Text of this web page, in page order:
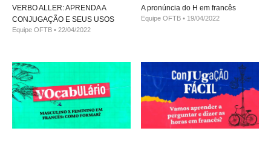
VERBO ALLER: APRENDA A
CONJUGAÇÃO E SEUS USOS
Equipe OFTB 22/04/2022
A pronúncia do H em francês
Equipe OFTB 19/04/2022